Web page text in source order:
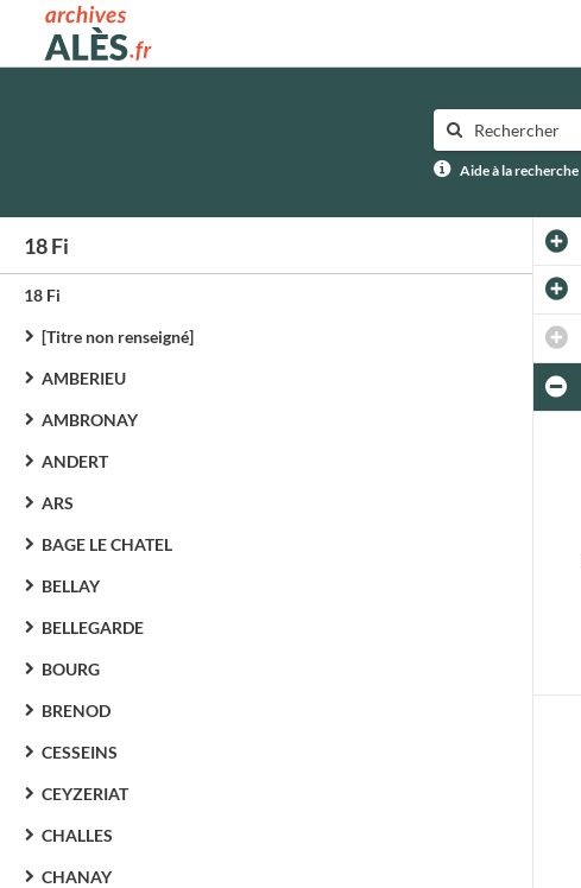
Archives municipales d'Alès
Aide à la recherche
18 Fi
18 Fi
[Titre non renseigné]
AMBERIEU
AMBRONAY
ANDERT
ARS
BAGE LE CHATEL
BELLAY
BELLEGARDE
BOURG
BRENOD
CESSEINS
CEYZERIAT
CHALLES
CHANAY